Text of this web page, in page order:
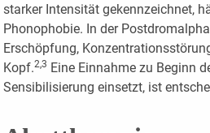
starker Intensität gekennzeichnet,
Phonophobie. In der
Erschöpfung,
Kopf.2,3 Eine Einnahme zu Beginn
Sensibilisierung einsetzt, ist